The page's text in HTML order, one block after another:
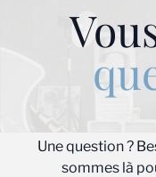
Une question ?
sommes là